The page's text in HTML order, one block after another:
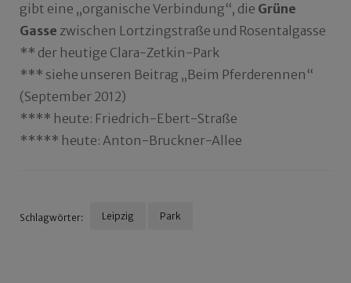
gibt eine „organische Verbindung“, die Grüne
Gasse zwischen Lortzingstraße und Rosentalgasse
** der heutige Clara-Zetkin-Park
*** siehe unseren Beitrag „Beim Pferderennen“
(September 2012)
**** heute: Friedrich-Ebert-Straße
***** heute: Anton-Bruckner-Allee
Schlagwörter: Leipzig Park